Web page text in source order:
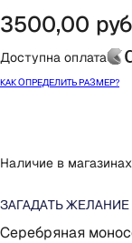
3500,00
Доступна оплата
Как определить размер?
Наличие в магазинах
Загадать желание
Серебряная